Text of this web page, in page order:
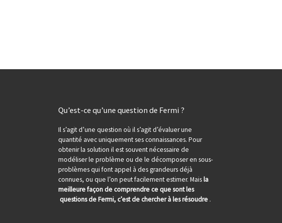
Qu’est-ce qu’une question de Fermi ?
Il s’agit d’une question où il s’agit d’évaluer une
quantité avec uniquement ses connaissances. Pour
obtenir la solution il est souvent nécessaire de
modéliser le problème ou de le décomposer en sous-
problèmes qui font appel à des grandeurs déjà
connues, ou que l’on peut facilement estimer. Maisla
meilleure façon de comprendre ce que sont les
questions de Fermi, c’est de chercher à les résoudre .